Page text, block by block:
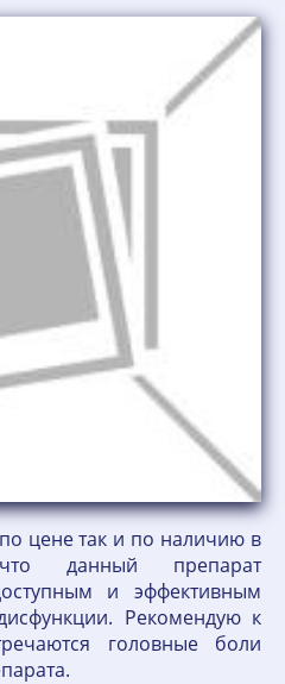
цене так и по наличию в
данный препарат
и эффективным
Рекомендую к
головные боли